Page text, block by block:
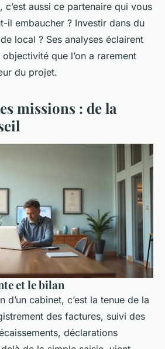
c’est aussi ce partenaire qui vous
il embaucher ? Investir dans du
local ? Ses analyses éclairent
que l’on a rarement
du projet.
missions : de la
et le bilan
d’un cabinet, c’est la tenue de la
des factures, suivi des
déclarations